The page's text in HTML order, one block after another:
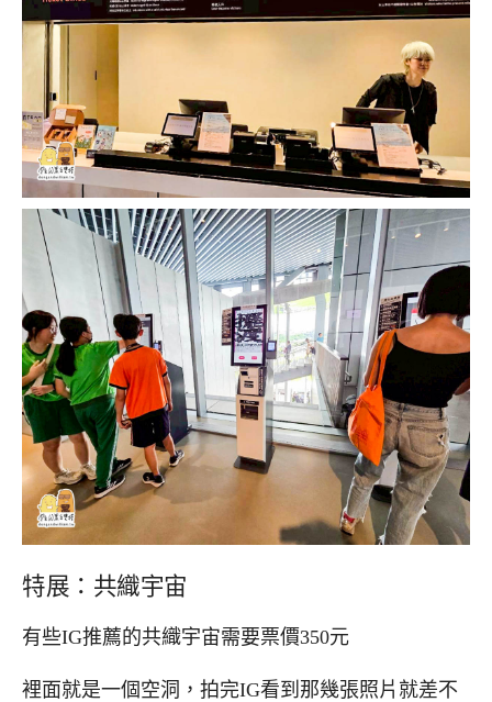
特展：共織宇宙
有些IG推薦的共織宇宙需要票價350元
裡面就是一個空洞，拍完IG看到那幾張照片就差不